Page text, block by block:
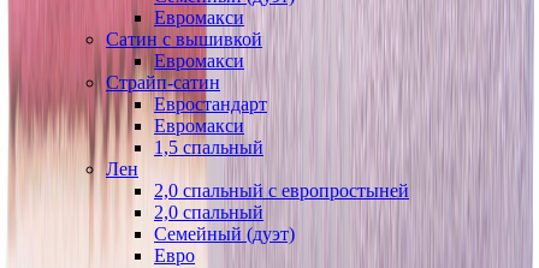
Евромакси
Сатин с вышивкой
Евромакси
Страйп-сатин
Евростандарт
Евромакси
1,5 спальный
Лен
2,0 спальный с европростыней
2,0 спальный
Семейный (дуэт)
Евро